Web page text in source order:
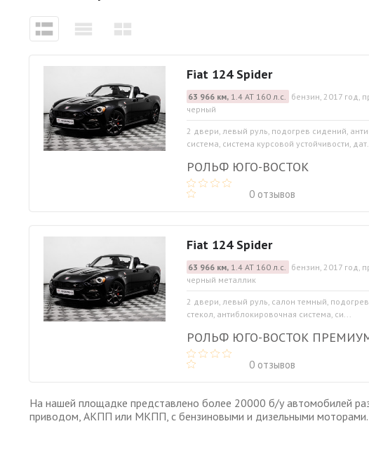
Fiat 124 Spider
63 966 км,1.4 АТ 160 л.с. бензин, 2017 год,
черный
2 двери, левый руль, подогрев сидений,
система, система курсовой устойчивости,
РОЛЬФ ЮГО-ВОСТОК
0 отзывов
Fiat 124 Spider
63 966 км,1.4 АТ 160 л.с. бензин, 2017 год,
черный металлик
2 двери, левый руль, салон темный,
стекол, антиблокировочная система, си...
РОЛЬФ ЮГО-ВОСТОК
0 отзывов
На нашей площадке представлено более 20000 б/у автомобилей
приводом, АКПП или МКПП, с бензиновыми и дизельными